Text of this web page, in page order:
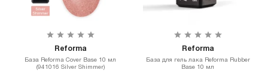
Reforma
База Reforma Cover Base 10 мл
(941016 Silver Shimmer)
Reforma
База для гель лака Reforma Rubber
Base 10 мл